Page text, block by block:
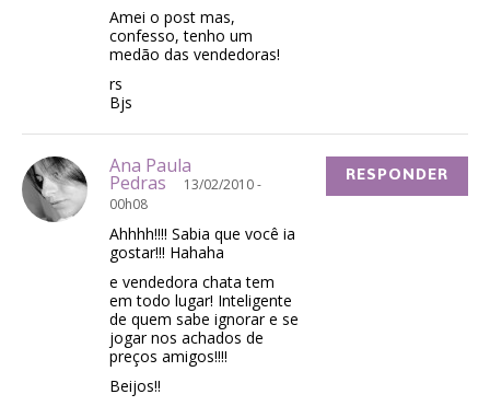
Amei o post mas,
confesso, tenho um
medão das vendedoras!
rs
Bjs
Ana Paula
Pedras
13/02/2010 -
00h08
Ahhhh!!!! Sabia que você ia
gostar!!! Hahaha
e vendedora chata tem
em todo lugar! Inteligente
de quem sabe ignorar e se
jogar nos achados de
preços amigos!!!!
Beijos!!
RESPONDER